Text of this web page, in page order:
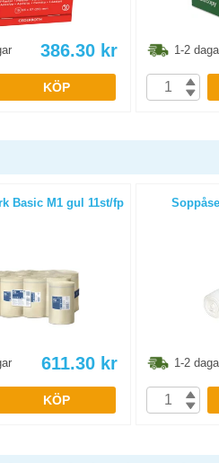
386.30 kr
KÖP
1-2
Basic M1 gul 11st/fp
611.30 kr
KÖP
1-2